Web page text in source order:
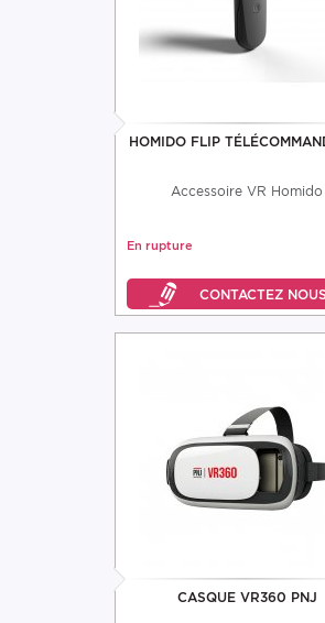
HOMIDO FLIP
Accessoire VR Homido
En rupture
CASQUE VR360 PNJ